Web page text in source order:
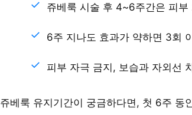
쥬베룩 시술 후 4~6주간은 피
6주 지나도 효과가 약하면 3회
피부 자극 금지, 보습과 자외선
쥬베룩 유지기간이 궁금하다면, 첫 6주 동